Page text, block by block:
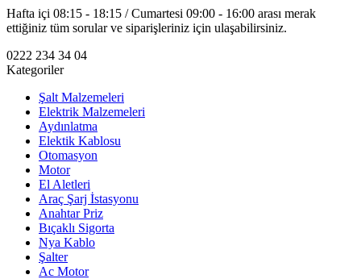
Hafta içi 08:15 - 18:15 / Cumartesi 09:00 - 16:00 arası merak
ettiğiniz tüm sorular ve siparişleriniz için ulaşabilirsiniz.
0222 234 34 04
Kategoriler
Şalt Malzemeleri
Elektrik Malzemeleri
Aydınlatma
Elektik Kablosu
Otomasyon
Motor
El Aletleri
Araç Şarj İstasyonu
Anahtar Priz
Bıçaklı Sigorta
Nya Kablo
Şalter
Ac Motor